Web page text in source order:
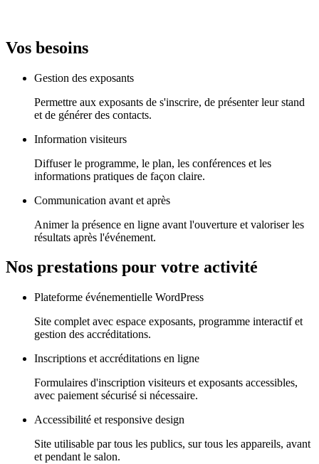
Vos besoins
Gestion des exposants
Permettre aux exposants de s'inscrire, de présenter leur stand
et de générer des contacts.
Information visiteurs
Diffuser le programme, le plan, les conférences et les
informations pratiques de façon claire.
Communication avant et après
Animer la présence en ligne avant l'ouverture et valoriser les
résultats après l'événement.
Nos prestations pour votre activité
Plateforme événementielle WordPress
Site complet avec espace exposants, programme interactif et
gestion des accréditations.
Inscriptions et accréditations en ligne
Formulaires d'inscription visiteurs et exposants accessibles,
avec paiement sécurisé si nécessaire.
Accessibilité et responsive design
Site utilisable par tous les publics, sur tous les appareils, avant
et pendant le salon.